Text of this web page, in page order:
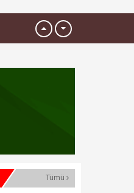
Tümü